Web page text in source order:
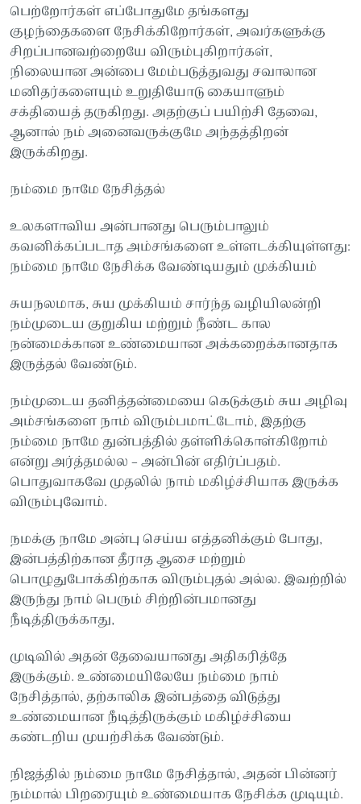
பெற்றோர்கள் எப்போதுமே தங்களது
குழந்தைகளை நேசிக்கிறோர்கள், அவர்களுக்கு
சிறப்பானவற்றையே விரும்புகிறார்கள்,
நிலையான அன்பை மேம்படுத்துவது சவாலான
மனிதர்களையும் உறுதியோடு கையாளும்
சக்தியைத் தருகிறது. அதற்குப் பயிற்சி தேவை,
ஆனால் நம் அனைவருக்குமே அந்தத்திறன்
இருக்கிறது.
நம்மை நாமே நேசித்தல்
உலகளாவிய அன்பானது பெரும்பாலும்
கவனிக்கப்படாத அம்சங்களை உள்ளடக்கியுள்ளது:
நம்மை நாமே நேசிக்க வேண்டியதும் முக்கியம்
சுயநலமாக, சுய முக்கியம் சார்ந்த வழியிலன்றி
நம்முடைய குறுகிய மற்றும் நீண்ட கால
நன்மைக்கான உண்மையான அக்கறைக்கானதாக
இருத்தல் வேண்டும்.
நம்முடைய தனித்தன்மையை கெடுக்கும் சுய அழிவு
அம்சங்களை நாம் விரும்பமாட்டோம், இதற்கு
நம்மை நாமே துன்பத்தில் தள்ளிக்கொள்கிறோம்
என்று அர்த்தமல்ல – அன்பின் எதிர்ப்பதம்.
பொதுவாகவே முதலில் நாம் மகிழ்ச்சியாக இருக்க
விரும்புவோம்.
நமக்கு நாமே அன்பு செய்ய எத்தனிக்கும் போது,
இன்பத்திற்கான தீராத ஆசை மற்றும்
பொழுதுபோக்கிற்காக விரும்புதல் அல்ல. இவற்றில்
இருந்து நாம் பெரும் சிற்றின்பமானது
நீடித்திருக்காது,
முடிவில் அதன் தேவையானது அதிகரித்தே
இருக்கும். உண்மையிலேயே நம்மை நாம்
நேசித்தால், தற்காலிக இன்பத்தை விடுத்து
உண்மையான நீடித்திருக்கும் மகிழ்ச்சியை
கண்டறிய முயற்சிக்க வேண்டும்.
நிஜத்தில் நம்மை நாமே நேசித்தால், அதன் பின்னர்
நம்மால் பிறரையும் உண்மையாக நேசிக்க முடியும்.